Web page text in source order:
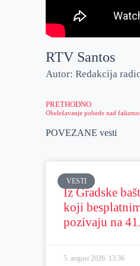
RTV Santos
Autor: Redakcija
PRETHODNO
Obeležavanje pobede nad
POVEZANE vesti
VESTI
Iz Gradske
koji
pozivaju na
5. avgust 2026. 13:36